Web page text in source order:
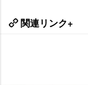
関連リンク+